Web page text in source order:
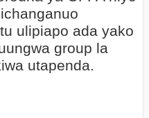
ulipiapo ada yako
group la
utapenda.